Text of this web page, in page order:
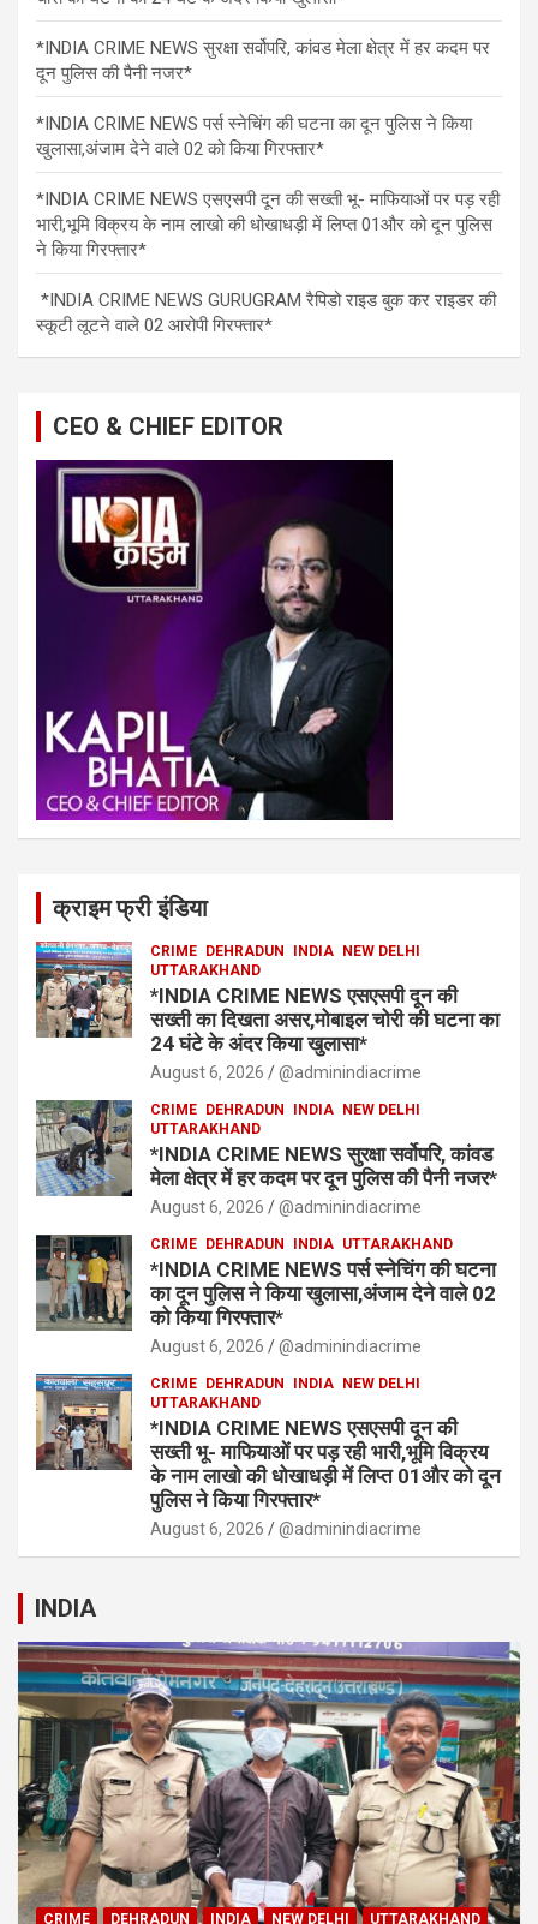
*INDIA CRIME NEWS सुरक्षा सर्वोपरि, कांवड मेला क्षेत्र में हर कदम पर
दून पुलिस की पैनी नजर*
*INDIA CRIME NEWS पर्स स्नेचिंग की घटना का दून पुलिस ने किया
खुलासा,अंजाम देने वाले 02 को किया गिरफ्तार*
*INDIA CRIME NEWS एसएसपी दून की सख्ती भू- माफियाओं पर पड़ रही
भारी,भूमि विक्रय के नाम लाखो की धोखाधड़ी में लिप्त 01और को दून पुलिस
ने किया गिरफ्तार*
*INDIA CRIME NEWS GURUGRAM रैपिडो राइड बुक कर राइडर की
स्कूटी लूटने वाले 02 आरोपी गिरफ्तार*
CEO & CHIEF EDITOR
क्राइम फ्री इंडिया
CRIME DEHRADUN INDIA NEW DELHI
UTTARAKHAND
*INDIA CRIME NEWS एसएसपी दून की
सख्ती का दिखता असर,मोबाइल चोरी की घटना का
24 घंटे के अंदर किया खुलासा*
August 6, 2026 @adminindiacrime
CRIME DEHRADUN INDIA NEW DELHI
UTTARAKHAND
*INDIA CRIME NEWS सुरक्षा सर्वोपरि, कांवड
मेला क्षेत्र में हर कदम पर दून पुलिस की पैनी नजर*
August 6, 2026 @adminindiacrime
CRIME DEHRADUN INDIA UTTARAKHAND
*INDIA CRIME NEWS पर्स स्नेचिंग की घटना
का दून पुलिस ने किया खुलासा,अंजाम देने वाले 02
को किया गिरफ्तार*
August 6, 2026 @adminindiacrime
CRIME DEHRADUN INDIA NEW DELHI
UTTARAKHAND
*INDIA CRIME NEWS एसएसपी दून की
सख्ती भू- माफियाओं पर पड़ रही भारी,भूमि विक्रय
के नाम लाखो की धोखाधड़ी में लिप्त 01और को दून
पुलिस ने किया गिरफ्तार*
August 6, 2026 @adminindiacrime
INDIA
CRIME DEHRADUN INDIA NEW DELHI UTTARAKHAND